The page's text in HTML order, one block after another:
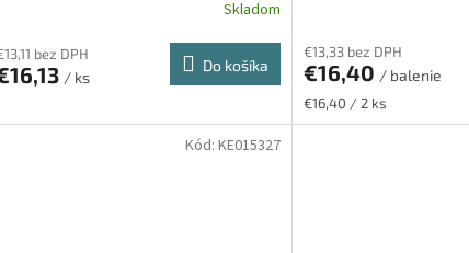
Skladom
bez DPH
/ ks
Do košíka
€13,33 bez DPH
€16,40 / balenie
Jednotková
cena:
€16,40 / 2 ks
Kód: KE015327